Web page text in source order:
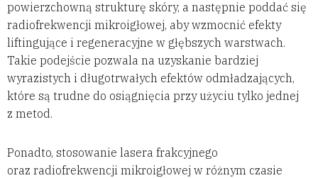
powierzchowną strukturę skóry, a następnie poddać się
radiofrekwencji mikroigłowej, aby wzmocnić efekty
liftingujące i regeneracyjne w głębszych warstwach.
Takie podejście pozwala na uzyskanie bardziej
wyrazistych i długotrwałych efektów odmładzających,
które są trudne do osiągnięcia przy użyciu tylko jednej
z metod.
Ponadto, stosowanie lasera frakcyjnego
oraz radiofrekwencji mikroigłowej w różnym czasie